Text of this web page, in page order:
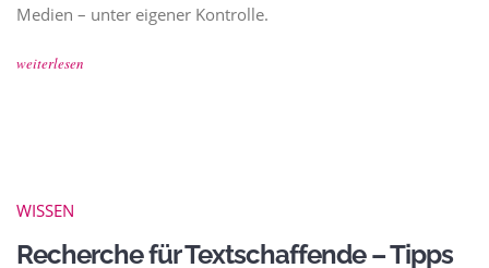
Medien – unter eigener Kontrolle.
weiterlesen
WISSEN
Recherche für Textschaffende – Tipps